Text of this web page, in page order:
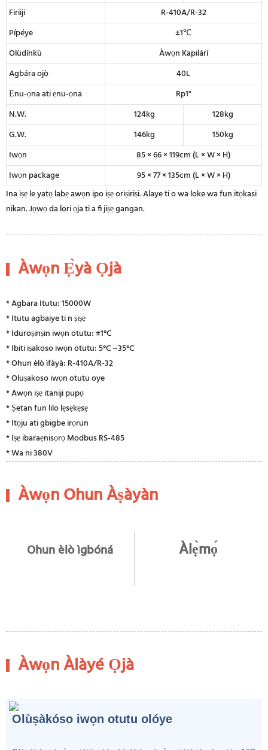
Firiiji
R-410A/R-32
Pípéye
±1℃
Olùdínkù
Àwọn Kapilárí
Agbára ojò
40L
Ẹnu-ọna ati ẹnu-ọna
Rp1"
N.W.
124kg
128kg
G.W.
146kg
150kg
Iwọn
85 × 66 × 119cm (L × W × H)
Iwọn package
95 × 77 × 135cm (L × W × H)
Ina iṣẹ le yatọ labẹ awọn ipo iṣẹ oriṣiriṣi. Alaye ti o wa loke wa fun itọkasi
nikan. Jọwọ da lori ọja ti a fi jiṣẹ gangan.
Àwọn Ẹ̀yà Ọjà
* Agbara Itutu: 15000W
* Itutu agbaiye ti n ṣiṣẹ
* Iduroṣinṣin iwọn otutu: ±1°C
* Ibiti iṣakoso iwọn otutu: 5°C ~35°C
* Ohun èlò ìfàyà: R-410A/R-32
* Oluṣakoso iwọn otutu oye
* Awọn iṣẹ itaniji pupọ
* Ṣetan fun lilo lẹsẹkẹsẹ
* Itọju ati gbigbe irọrun
* Iṣẹ ibaraẹnisọrọ Modbus RS-485
* Wa ni 380V
Àwọn Ohun Àṣàyàn
Ohun èlò ìgbóná Àlẹ̀mọ́
Àwọn Àlàyé Ọjà
Olùṣàkóso iwọn otutu olóye